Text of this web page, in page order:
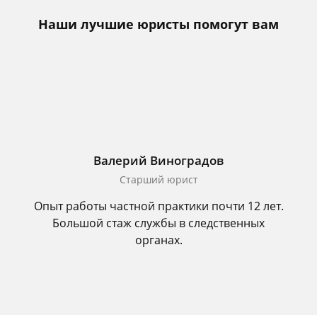
Наши лучшие юристы помогут вам
Валерий Виноградов
Старший юрист
Опыт работы частной практики почти 12 лет.
Большой стаж службы в следственных
органах.